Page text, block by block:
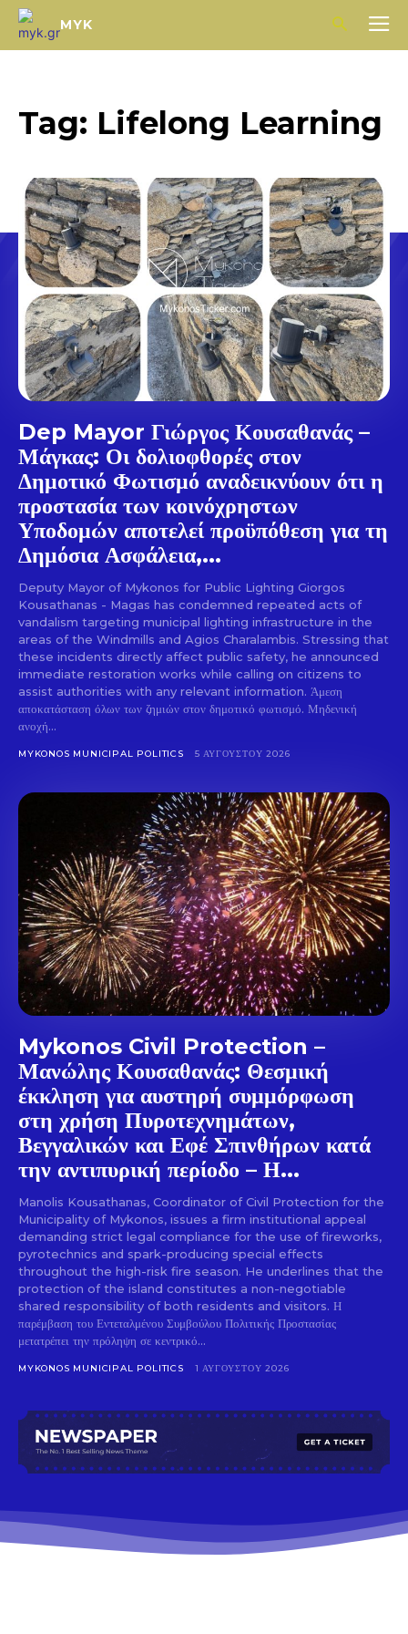
Don't miss
out!
Sing up for our newsletter
to stay in the loop.
SUBSCRIBE
MYK
Tag: Lifelong Learning
Dep Mayor Γιώργος Κουσαθανάς –
Μάγκας: Οι δολιοφθορές στον
Δημοτικό Φωτισμό αναδεικνύουν ότι η
προστασία των κοινόχρηστων
Υποδομών αποτελεί προϋπόθεση για τη
Δημόσια Ασφάλεια,...
Deputy Mayor of Mykonos for Public Lighting Giorgos
Kousathanas - Magas has condemned repeated acts of
vandalism targeting municipal lighting infrastructure in the
areas of the Windmills and Agios Charalambis. Stressing that
these incidents directly affect public safety, he announced
immediate restoration works while calling on citizens to
assist authorities with any relevant information. Άμεση
αποκατάσταση όλων των ζημιών στον δημοτικό φωτισμό. Μηδενική
ανοχή...
MYKONOS MUNICIPAL POLITICS 5 ΑΥΓΟΎΣΤΟΥ 2026
Mykonos Civil Protection –
Μανώλης Κουσαθανάς: Θεσμική
έκκληση για αυστηρή συμμόρφωση
στη χρήση Πυροτεχνημάτων,
Βεγγαλικών και Εφέ Σπινθήρων κατά
την αντιπυρική περίοδο – Η...
Manolis Kousathanas, Coordinator of Civil Protection for the
Municipality of Mykonos, issues a firm institutional appeal
demanding strict legal compliance for the use of fireworks,
pyrotechnics and spark-producing special effects
throughout the high-risk fire season. He underlines that the
protection of the island constitutes a non-negotiable
shared responsibility of both residents and visitors. Η
παρέμβαση του Εντεταλμένου Συμβούλου Πολιτικής Προστασίας
μετατρέπει την πρόληψη σε κεντρικό...
MYKONOS MUNICIPAL POLITICS 1 ΑΥΓΟΎΣΤΟΥ 2026